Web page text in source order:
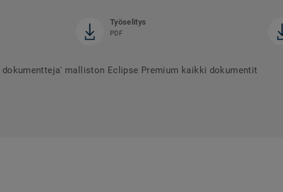
Työselitys
PDF
malliston Eclipse Premium kaikki dokumentit